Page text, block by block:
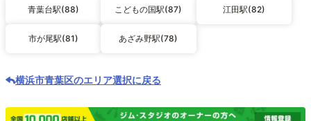
青葉台駅(88) こどもの国駅(87) 江田駅(82)
市が尾駅(81) あざみ野駅(78)
横浜市青葉区のエリア選択に戻る